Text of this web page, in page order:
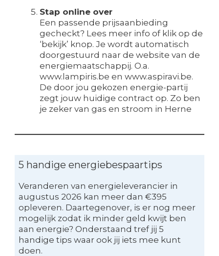
Stap online over
Een passende prijsaanbieding
gecheckt? Lees meer info of klik op de
‘bekijk’ knop. Je wordt automatisch
doorgestuurd naar de website van de
energiemaatschappij. O.a.
www.lampiris.be en www.aspiravi.be.
De door jou gekozen energie-partij
zegt jouw huidige contract op. Zo ben
je zeker van gas en stroom in Herne
5 handige energiebespaartips
Veranderen van energieleverancier in
augustus 2026 kan meer dan €395
opleveren. Daartegenover, is er nog meer
mogelijk zodat ik minder geld kwijt ben
aan energie? Onderstaand tref jij 5
handige tips waar ook jij iets mee kunt
doen.